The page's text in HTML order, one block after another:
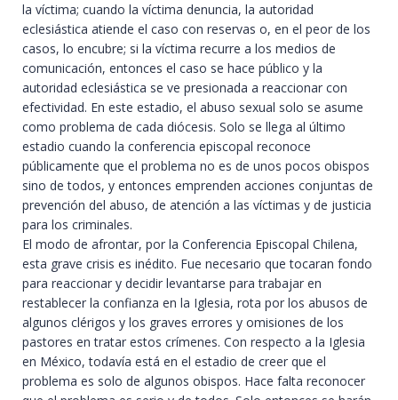
la víctima; cuando la víctima denuncia, la autoridad
eclesiástica atiende el caso con reservas o, en el peor de los
casos, lo encubre; si la víctima recurre a los medios de
comunicación, entonces el caso se hace público y la
autoridad eclesiástica se ve presionada a reaccionar con
efectividad. En este estadio, el abuso sexual solo se asume
como problema de cada diócesis. Solo se llega al último
estadio cuando la conferencia episcopal reconoce
públicamente que el problema no es de unos pocos obispos
sino de todos, y entonces emprenden acciones conjuntas de
prevención del abuso, de atención a las víctimas y de justicia
para los criminales.
El modo de afrontar, por la Conferencia Episcopal Chilena,
esta grave crisis es inédito. Fue necesario que tocaran fondo
para reaccionar y decidir levantarse para trabajar en
restablecer la confianza en la Iglesia, rota por los abusos de
algunos clérigos y los graves errores y omisiones de los
pastores en tratar estos crímenes. Con respecto a la Iglesia
en México, todavía está en el estadio de creer que el
problema es solo de algunos obispos. Hace falta reconocer